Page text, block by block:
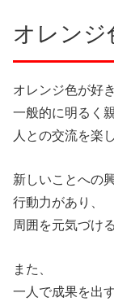
オレンジ
オレンジ色が好
一般的に明るく
人との交流を楽
新しいことへの
行動力があり、
周囲を元気づけ
また、
一人で成果を出